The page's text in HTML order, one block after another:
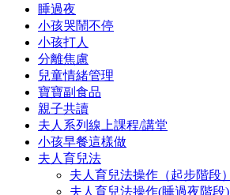
睡過夜
小孩哭鬧不停
小孩打人
分離焦慮
兒童情緒管理
寶寶副食品
親子共讀
夫人系列線上課程/講堂
小孩早餐這樣做
夫人育兒法
夫人育兒法操作（起步階段）
夫人育兒法操作(睡過夜階段)